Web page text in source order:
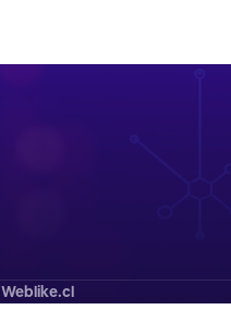
Weblike.cl